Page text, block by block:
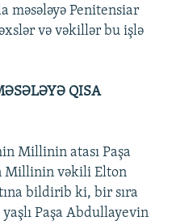
məsələyə Penitensiar
və vəkillər bu işlə
QISA
Millinin atası Paşa
Millinin vəkili Elton
bildirib ki, bir sıra
Paşa Abdullayevin